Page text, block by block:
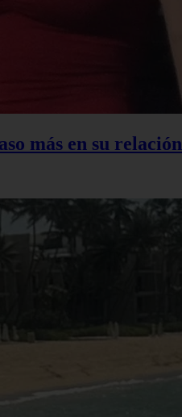
más en su relación